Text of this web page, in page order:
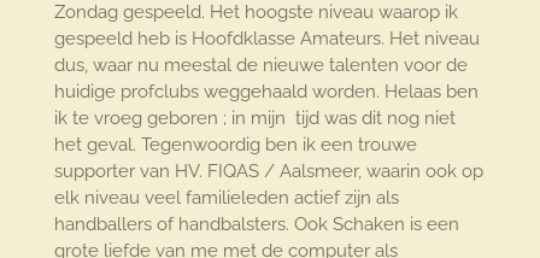
Zondag gespeeld. Het hoogste niveau waarop ik
gespeeld heb is Hoofdklasse Amateurs. Het niveau
dus, waar nu meestal de nieuwe talenten voor de
huidige profclubs weggehaald worden. Helaas ben
ik te vroeg geboren ; in mijn tijd was dit nog niet
het geval. Tegenwoordig ben ik een trouwe
supporter van HV. FIQAS / Aalsmeer, waarin ook op
elk niveau veel familieleden actief zijn als
handballers of handbalsters. Ook Schaken is een
grote liefde van me met de computer als